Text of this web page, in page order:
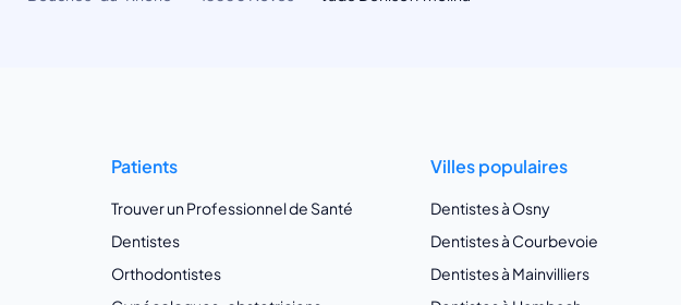
Patients
Trouver un Professionnel de Santé
Dentistes
Orthodontistes
Villes populaires
Dentistes à Osny
Dentistes à Courbevoie
Dentistes à Mainvilliers